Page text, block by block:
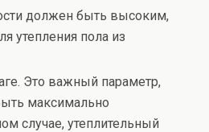
должен быть высоким,
утепления пола из
Это важный параметр,
максимально
случае, утеплительный